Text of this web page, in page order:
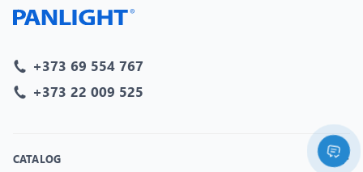
+373 69 554 767
+373 22 009 525
CATALOG